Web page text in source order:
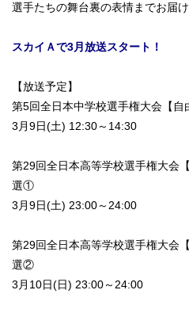
選手たちの舞台裏の表情までお届け
スカイＡで3月放送スタート！
【放送予定】
第5回全日本中学校選手権大会【自
3月9日(土) 12:30～14:30
第29回全日本高等学校選手権大会
選①
3月9日(土) 23:00～24:00
第29回全日本高等学校選手権大会
選②
3月10日(日) 23:00～24:00